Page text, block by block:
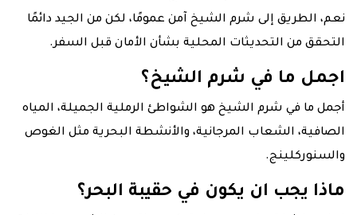
نعم، الطريق إلى شرم الشيخ آمن عمومًا، لكن من الجيد دائمًا
التحقق من التحديثات المحلية بشأن الأمان قبل السفر.
اجمل ما في شرم الشيخ؟
أجمل ما في شرم الشيخ هو الشواطئ الرملية الجميلة، المياه
الصافية، الشعاب المرجانية، والأنشطة البحرية مثل الغوص
والسنوركلينج.
ماذا يجب ان يكون في حقيبة البحر؟